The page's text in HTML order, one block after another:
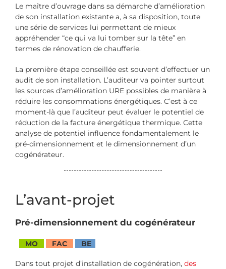
Le maître d’ouvrage dans sa démarche d’amélioration
de son installation existante a, à sa disposition, toute
une série de services lui permettant de mieux
appréhender “ce qui va lui tomber sur la tête” en
termes de rénovation de chaufferie.
La première étape conseillée est souvent d’effectuer un
audit de son installation. L’auditeur va pointer surtout
les sources d’amélioration URE possibles de manière à
réduire les consommations énergétiques. C’est à ce
moment-là que l’auditeur peut évaluer le potentiel de
réduction de la facture énergétique thermique. Cette
analyse de potentiel influence fondamentalement le
pré-dimensionnement et le dimensionnement d’un
cogénérateur.
L’avant-projet
Pré-dimensionnement du cogénérateur
MO FAC BE
Dans tout projet d’installation de cogénération, des